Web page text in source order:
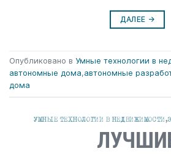
ДАЛЕЕ →
Опубликовано в Умные технологии в
автономные дома,автономные
дома
УМНЫЕ ТЕХНОЛОГИИ В НЕДВИЖИМОСТИ,